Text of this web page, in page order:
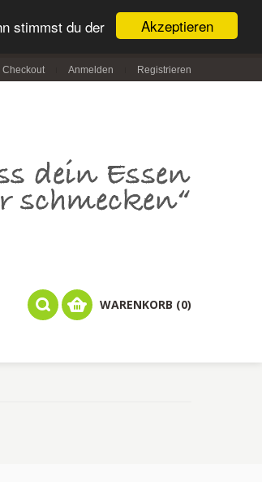
Akzeptieren
stimmst du der
Checkout Anmelden Registrieren
WARENKORB (0)